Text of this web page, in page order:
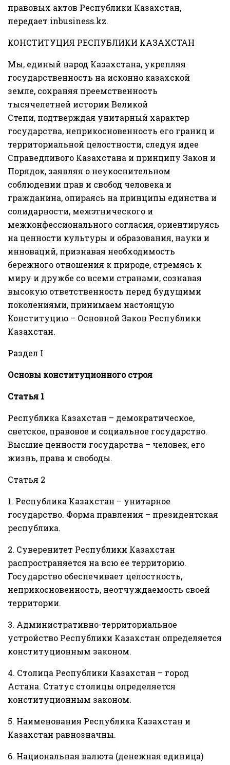
правовых актов Республики Казахстан,
передает inbusiness.kz.
КОНСТИТУЦИЯ РЕСПУБЛИКИ КАЗАХСТАН
Мы, единый народ Казахстана, укрепляя
государственность на исконно казахской
земле, сохраняя преемственность
тысячелетней истории Великой
Степи, подтверждая унитарный характер
государства, неприкосновенность его границ и
территориальной целостности, следуя идее
Справедливого Казахстана и принципу Закон и
Порядок, заявляя о неукоснительном
соблюдении прав и свобод человека и
гражданина, опираясь на принципы единства и
солидарности, межэтнического и
межконфессионального согласия, ориентируясь
на ценности культуры и образования, науки и
инноваций, признавая необходимость
бережного отношения к природе, стремясь к
миру и дружбе со всеми странами, сознавая
высокую ответственность перед будущими
поколениями, принимаем настоящую
Конституцию – Основной Закон Республики
Казахстан.
Раздел I
Основы конституционного строя
Статья 1
Республика Казахстан – демократическое,
светское, правовое и социальное государство.
Высшие ценности государства – человек, его
жизнь, права и свободы.
Статья 2
1. Республика Казахстан – унитарное
государство. Форма правления – президентская
республика.
2. Суверенитет Республики Казахстан
распространяется на всю ее территорию.
Государство обеспечивает целостность,
неприкосновенность, неотчуждаемость своей
территории.
3. Административно-территориальное
устройство Республики Казахстан определяется
конституционным законом.
4. Столица Республики Казахстан – город
Астана. Статус столицы определяется
конституционным законом.
5. Наименования Республика Казахстан и
Казахстан равнозначны.
6. Национальная валюта (денежная единица)